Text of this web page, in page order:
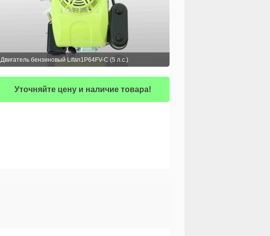
Двигатель бензиновый Lifan1P64FV-C (5 л.с.)
Уточняйте цену и наличие товара!